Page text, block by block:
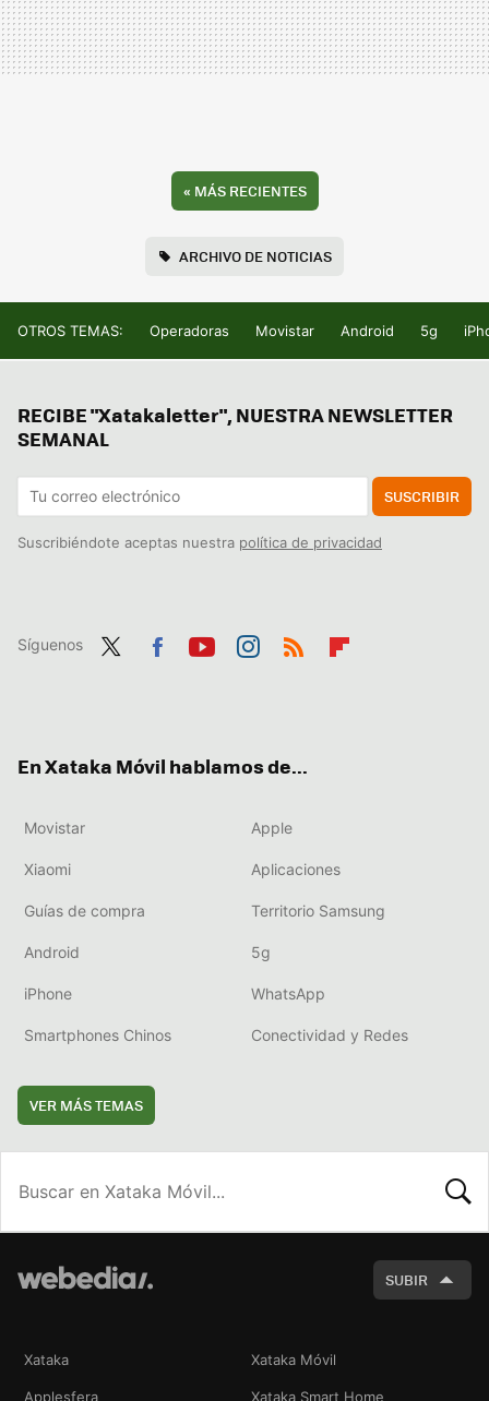
« MÁS RECIENTES
ARCHIVO DE NOTICIAS
OTROS TEMAS: Operadoras Movistar Android 5g
RECIBE "Xatakaletter", NUESTRA NEWSLETTER
SEMANAL
SUSCRIBIR
Suscribiéndote aceptas nuestra política de privacidad
Síguenos
En Xataka Móvil hablamos de...
Movistar Apple
Xiaomi Aplicaciones
Guías de compra Territorio Samsung
Android 5g
iPhone WhatsApp
Smartphones Chinos Conectividad y Redes
VER MÁS TEMAS
SUBIR
Xataka Xataka Móvil
Applesfera Xataka Smart Home